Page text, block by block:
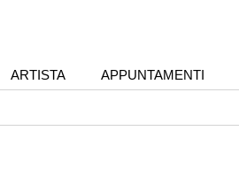
ARTISTA APPUNTAMENTI